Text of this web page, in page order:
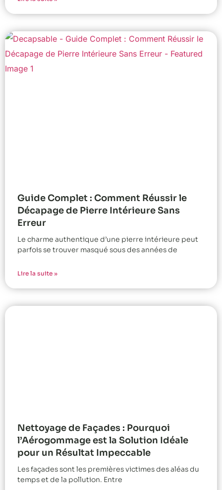
Guide Complet : Comment Réussir le
Décapage de Pierre Intérieure Sans
Erreur
Le charme authentique d’une pierre intérieure peut
parfois se trouver masqué sous des années de
Lire la suite »
Nettoyage de Façades : Pourquoi
l’Aérogommage est la Solution Idéale
pour un Résultat Impeccable
Les façades sont les premières victimes des aléas du
temps et de la pollution. Entre